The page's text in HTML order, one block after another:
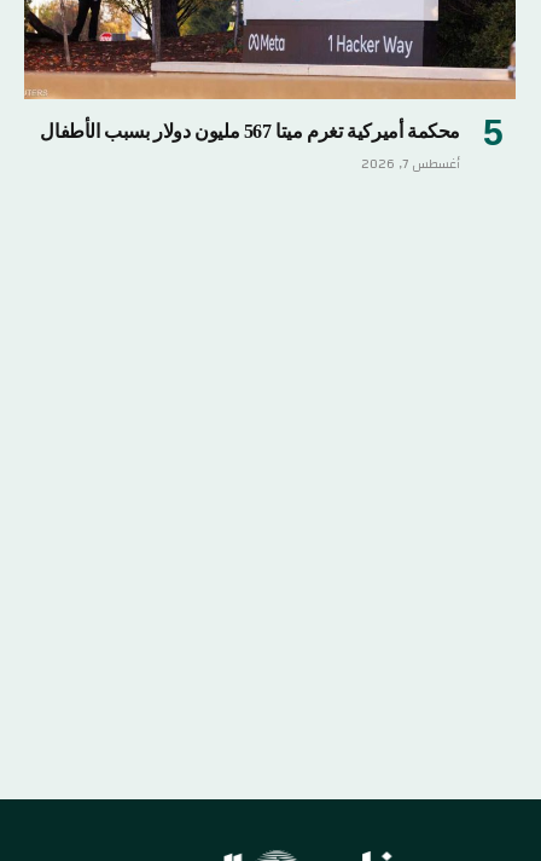
محكمة أميركية تغرم ميتا 567 مليون دولار بسبب الأطفال
أغسطس 7, 2026